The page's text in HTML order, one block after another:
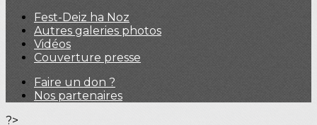
Fest-Deiz ha Noz
Autres galeries photos
Vidéos
Couverture presse
Faire un don ?
Nos partenaires
?>